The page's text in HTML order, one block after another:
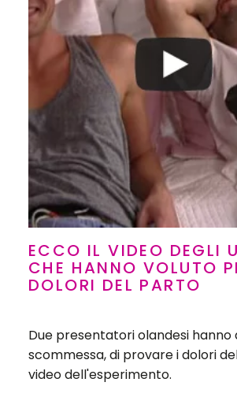
ECCO IL VIDEO DEGLI
CHE HANNO VOLUTO
DOLORI DEL PARTO
Due presentatori olandesi hanno
scommessa, di provare i dolori
video dell'esperimento.